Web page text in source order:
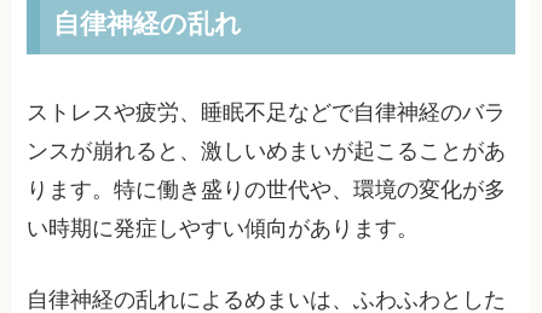
自律神経の乱れ
ストレスや疲労、睡眠不足などで自律神経のバラ
ンスが崩れると、激しいめまいが起こることがあ
ります。特に働き盛りの世代や、環境の変化が多
い時期に発症しやすい傾向があります。
自律神経の乱れによるめまいは、ふわふわとした